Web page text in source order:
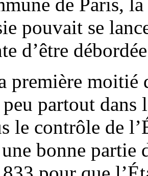
pouvait se
d’être
première moitié
partout dans
le contrôle de
bonne